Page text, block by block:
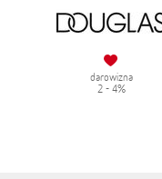
darowizna
2 - 4%